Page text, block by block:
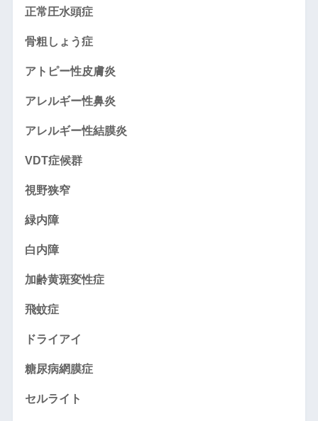
正常圧水頭症
骨粗しょう症
アトピー性皮膚炎
アレルギー性鼻炎
アレルギー性結膜炎
VDT症候群
視野狭窄
緑内障
白内障
加齢黄斑変性症
飛蚊症
ドライアイ
糖尿病網膜症
セルライト